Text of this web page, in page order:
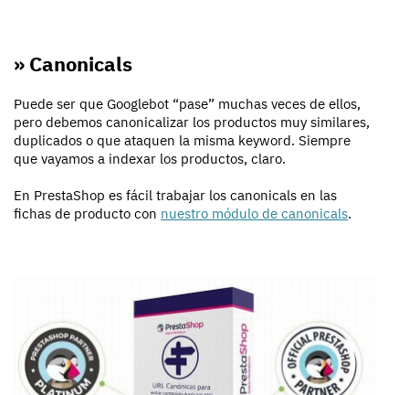
» Canonicals
Puede ser que Googlebot “pase” muchas veces de ellos,
pero debemos canonicalizar los productos muy similares,
duplicados o que ataquen la misma keyword. Siempre
que vayamos a indexar los productos, claro.
En PrestaShop es fácil trabajar los canonicals en las
fichas de producto con nuestro módulo de canonicals.